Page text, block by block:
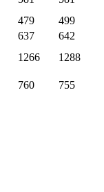
479
499
637
642
1266
1288
760 755